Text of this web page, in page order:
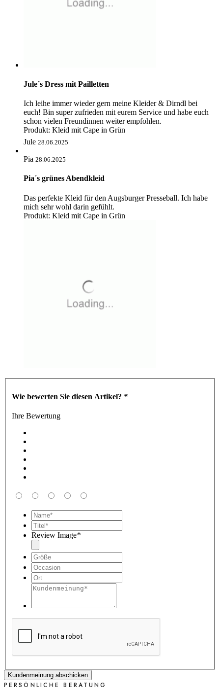
Jule´s Dress mit Pailletten
Ich leihe immer wieder gern meine Kleider & Dirndl bei
euch! Bin super zufrieden mit eurem Service und habe euch
schon vielen Freundinnen weiter empfohlen.
Produkt: Kleid mit Cape in Grün
Jule 28.06.2025
Pia 28.06.2025
Pia´s grünes Abendkleid
Das perfekte Kleid für den Augsburger Presseball. Ich habe
mich sehr wohl darin gefühlt.
Produkt: Kleid mit Cape in Grün
Wie bewerten Sie diesen Artikel? *
Ihre Bewertung
Review Image*
Kundenmeinung abschicken
PERSÖNLICHE BERATUNG